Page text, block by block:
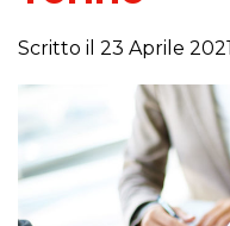
Scritto il 23 Aprile 2021